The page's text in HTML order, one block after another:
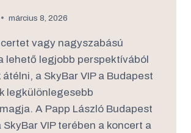
március 8, 2026
vagy nagyszabású
lehető legjobb perspektívából
a SkyBar VIP a Budapest
legkülönlegesebb
A Papp László Budapest
VIP terében a koncert a